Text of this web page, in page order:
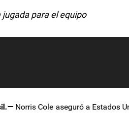
para el equipo
Norris Cole aseguró a Estados